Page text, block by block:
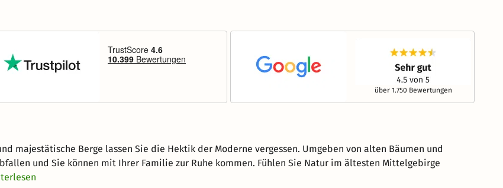
über 1.750 Bewertungen
majestätische Berge lassen Sie die Hektik der Moderne vergessen. Umgeben von alten Bäumen und
und Sie können mit Ihrer Familie zur Ruhe kommen. Fühlen Sie Natur im ältesten Mittelgebirge